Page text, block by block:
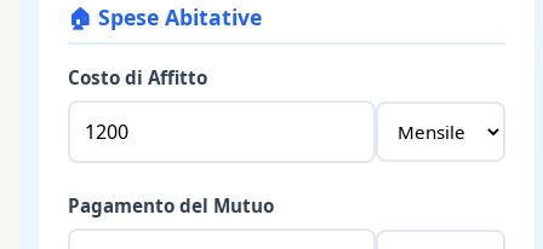
🏠 Spese Abitative
Costo di Affitto
Pagamento del Mutuo